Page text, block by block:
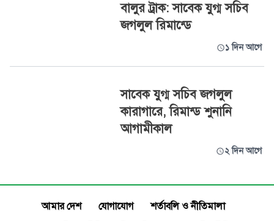
বালুর ট্রাক: সাবেক যুগ্ম সচিব
জগলুল রিমান্ডে
১ দিন আগে
সাবেক যুগ্ম সচিব জগলুল
কারাগারে, রিমান্ড শুনানি
আগামীকাল
২ দিন আগে
আমার দেশ যোগাযোগ
শর্তাবলি ও নীতিমালা